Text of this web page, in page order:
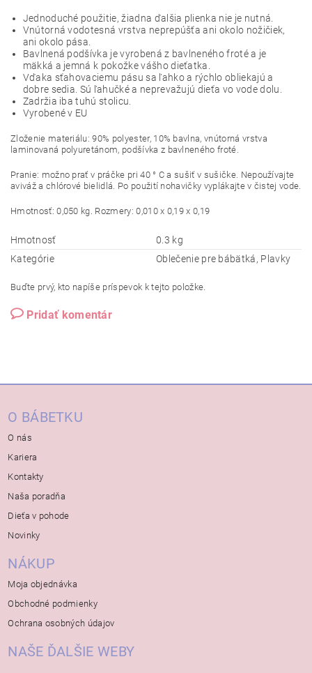
Jednoduché použitie, žiadna ďalšia plienka nie je nutná.
Vnútorná vodotesná vrstva neprepúšťa ani okolo nožičiek,
ani okolo pása.
Bavlnená podšívka je vyrobená z bavlneného froté a je
mäkká a jemná k pokožke vášho dieťatka.
Vďaka sťahovaciemu pásu sa ľahko a rýchlo obliekajú a
dobre sedia. Sú ľahučké a neprevažujú dieťa vo vode dolu.
Zadržia iba tuhú stolicu.
Vyrobené v EU
Zloženie materiálu: 90% polyester, 10% bavlna, vnútorná vrstva
laminovaná polyuretánom, podšívka z bavlneného froté.
Pranie: možno prať v práčke pri 40 ° C a sušiť v sušičke. Nepoužívajte
aviváž a chlórové bielidlá. Po použití nohavičky vyplákajte v čistej vode.
Hmotnosť: 0,050 kg. Rozmery: 0,010 x 0,19 x 0,19
Hmotnosť
0.3 kg
Kategórie
Oblečenie pre bábätká, Plavky
Buďte prvý, kto napíše príspevok k tejto položke.
Pridať komentár
O BÁBETKU
O nás
Kariera
Kontakty
Naša poradňa
Dieťa v pohode
Novinky
NÁKUP
Moja objednávka
Obchodné podmienky
Ochrana osobných údajov
NAŠE ĎALŠIE WEBY